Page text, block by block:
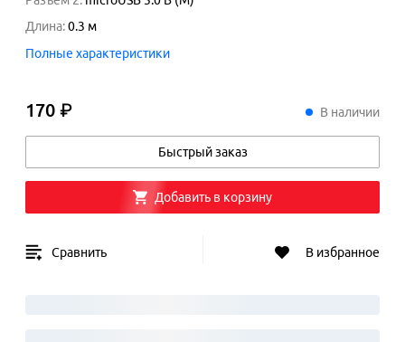
Длина:0.3 м
Полные характеристики
170 ₽170 ₽ В наличии
Быстрый заказ
Добавить в корзину
Сравнить В избранное